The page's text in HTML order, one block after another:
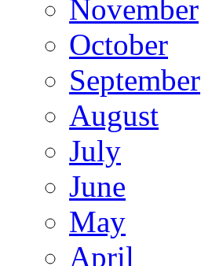
November
October
September
August
July
June
May
April